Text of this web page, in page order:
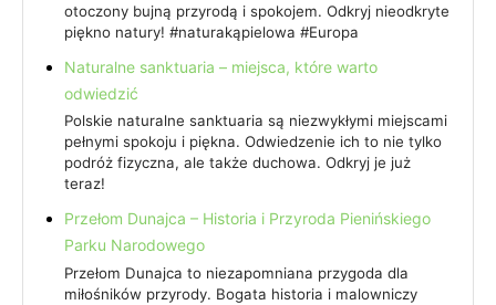
otoczony bujną przyrodą i spokojem. Odkryj nieodkryte
piękno natury! #naturakąpielowa #Europa
Naturalne sanktuaria – miejsca, które warto
odwiedzić
Polskie naturalne sanktuaria są niezwykłymi miejscami
pełnymi spokoju i piękna. Odwiedzenie ich to nie tylko
podróż fizyczna, ale także duchowa. Odkryj je już
teraz!
Przełom Dunajca – Historia i Przyroda Pienińskiego
Parku Narodowego
Przełom Dunajca to niezapomniana przygoda dla
miłośników przyrody. Bogata historia i malowniczy